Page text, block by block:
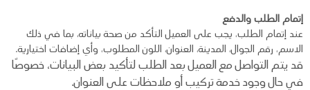
إتمام الطلب والدفع
عند إتمام الطلب، يجب على العميل التأكد من صحة بياناته، بما في ذلك
الاسم، رقم الجوال، المدينة، العنوان، اللون المطلوب، وأي إضافات اختيارية.
قد يتم التواصل مع العميل بعد الطلب لتأكيد بعض البيانات، خصوصًا
في حال وجود خدمة تركيب أوملاحظات على العنوان.